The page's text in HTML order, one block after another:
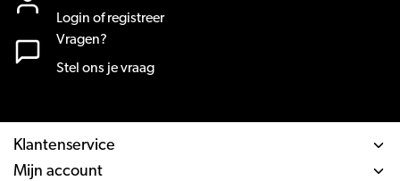
Login of registreer
Vragen?
Stel ons je vraag
Klantenservice
Mijn account